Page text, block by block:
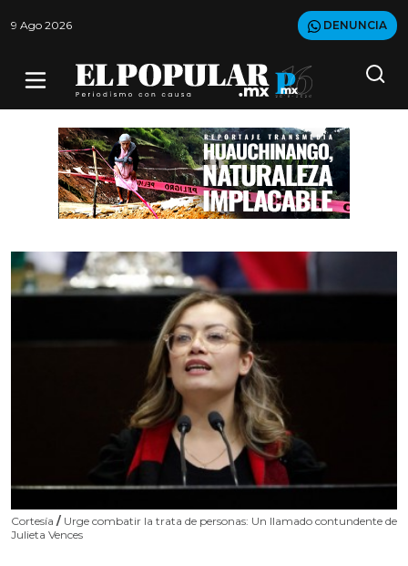
9 Ago 2026 DENUNCIA
Cortesía / Urge combatir la trata de personas: Un llamado contundente de
Julieta Vences